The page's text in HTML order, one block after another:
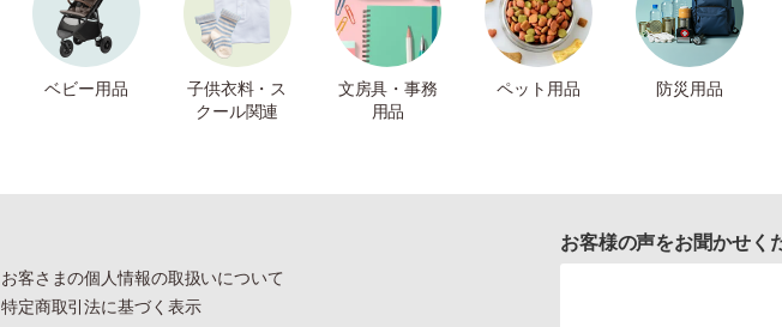
ベビー用品
子供衣料・ス
クール関連
文房具・事務
用品
ペット用品 防災用品
お客さまの個人情報の取扱いについて
特定商取引法に基づく表示
お客様の声をお聞かせく